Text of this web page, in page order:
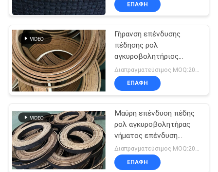
ΕΠΑΦΉ
Γήρανση επένδυσης
πέδησης ρολ
αγκυροβολητήριος
κουμπί επένδυση
πέδησης τρυπημένο
υφασμένο επένδυση
ΕΠΑΦΉ
Μαύρη επένδυση πέδης
ρολ αγκυροβολητήρας
νήματος επένδυση
πέδης μαύρο χρώμα
υφασμένη επένδυση
πέδης
Διαπραγματεύσιμος MOQ:20 ρόλοι
ΕΠΑΦΉ